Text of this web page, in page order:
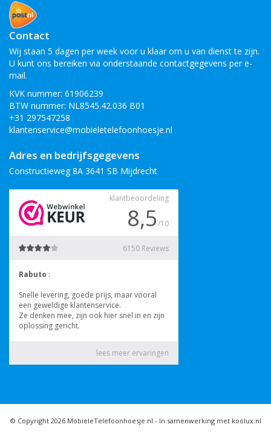
Contact
Wij staan 5 dagen per week voor u klaar om u van dienst te zijn.
U kunt ons bereiken via onderstaande contactgegevens per e-
mail.
KVK nummer: 61906239
BTW nummer: NL8545.42.036 B01
+31 297547258
klantenservice@mobieletelefoonhoesje.nl
Adres en bedrijfsgegevens
Constructieweg 8A 3641 SB Mijdrecht
© Copyright 2026 MobieleTelefoonhoesje.nl - In samenwerking met koolux.nl